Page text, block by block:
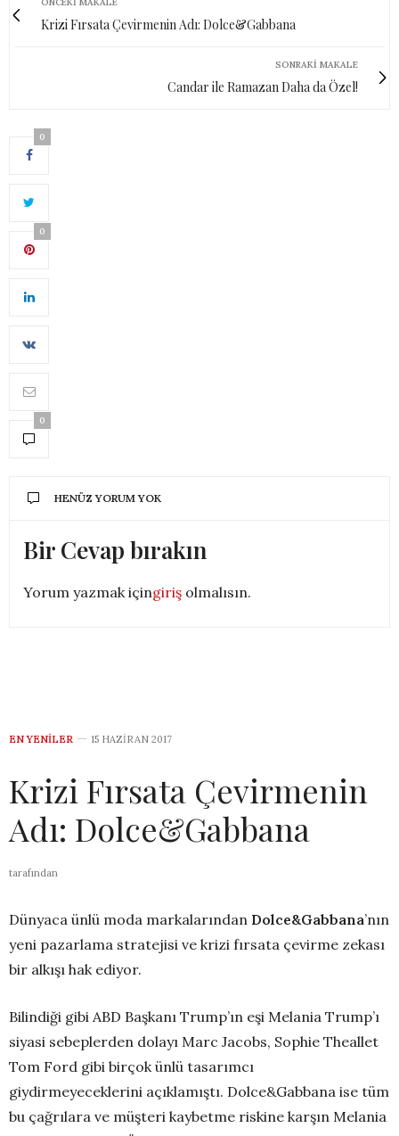
Krizi Fırsata Çevirmenin Adı: Dolce&Gabbana
SONRAKI MAKALE
Candar ile Ramazan Daha da Özel!
0
0
0
HENÜZ YORUM YOK
Bir Cevap bırakın
Yorum yazmak içingiriş olmalısın.
EN YENILER 15 HAZIRAN 2017
Krizi Fırsata Çevirmenin
Adı: Dolce&Gabbana
tarafından
Dünyaca ünlü moda markalarından Dolce&Gabbana’nın
yeni pazarlama stratejisi ve krizi fırsata çevirme zekası
bir alkışı hak ediyor.
Bilindiği gibi ABD Başkanı Trump’ın eşi Melania Trump’ı
siyasi sebeplerden dolayı Marc Jacobs, Sophie Theallet
Tom Ford gibi birçok ünlü tasarımcı
giydirmeyeceklerini açıklamıştı. Dolce&Gabbana ise tüm
bu çağrılara ve müşteri kaybetme riskine karşın Melania